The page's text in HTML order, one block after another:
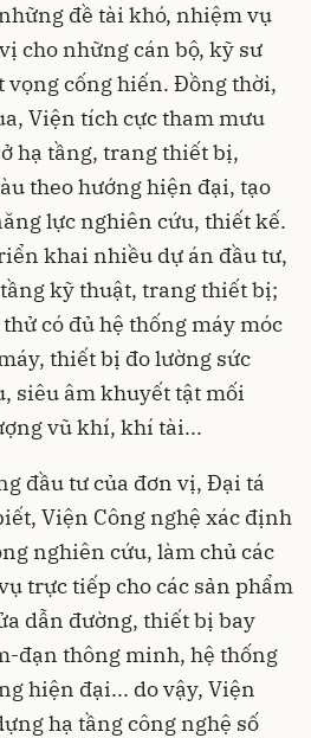
đề tài khó, nhiệm vụ
cho những cán bộ, kỹ sư
vọng cống hiến. Đồng thời,
Viện tích cực tham mưu
hạ tầng, trang thiết bị,
theo hướng hiện đại, tạo
lực nghiên cứu, thiết kế.
khai nhiều dự án đầu tư,
kỹ thuật, trang thiết bị;
có đủ hệ thống máy móc
thiết bị đo lường sức
siêu âm khuyết tật mối
vũ khí, khí tài...
đầu tư của đơn vị, Đại tá
Viện Công nghệ xác định
nghiên cứu, làm chủ các
trực tiếp cho các sản phẩm
dẫn đường, thiết bị bay
đạn thông minh, hệ thống
hiện đại... do vậy, Viện
hạ tầng công nghệ số